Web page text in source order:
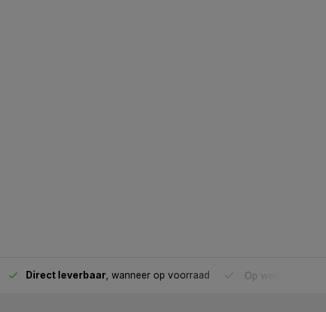
Direct leverbaar , wanneer op voorraad Op werkdagen